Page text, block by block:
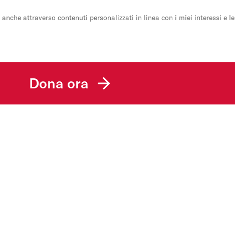
anche attraverso contenuti personalizzati in linea con i miei interessi e le
Dona ora